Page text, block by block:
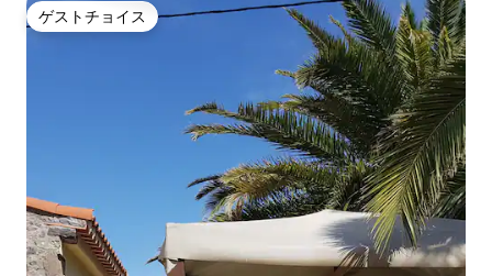
ゲストチョイス
ゲストチョイス